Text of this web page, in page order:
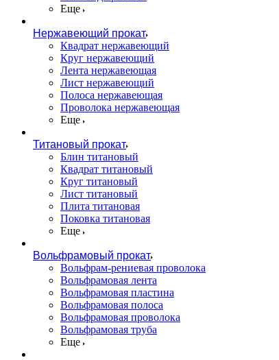
Еще
Нержавеющий прокат
Квадрат нержавеющий
Круг нержавеющий
Лента нержавеющая
Лист нержавеющий
Полоса нержавеющая
Проволока нержавеющая
Еще
Титановый прокат
Блин титановый
Квадрат титановый
Круг титановый
Лист титановый
Плита титановая
Поковка титановая
Еще
Вольфрамовый прокат
Вольфрам-рениевая проволока
Вольфрамовая лента
Вольфрамовая пластина
Вольфрамовая полоса
Вольфрамовая проволока
Вольфрамовая труба
Еще